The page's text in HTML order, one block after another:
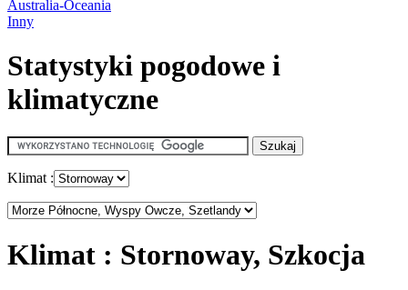
Australia-Oceania
Inny
Statystyki pogodowe i
klimatyczne
Klimat :
Klimat : Stornoway, Szkocja